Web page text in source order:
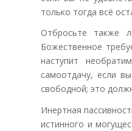
только тогда всё
Отбросьте также
Божественное
наступит
самоотдачу, если
свободной; это
Инертная
истинного и